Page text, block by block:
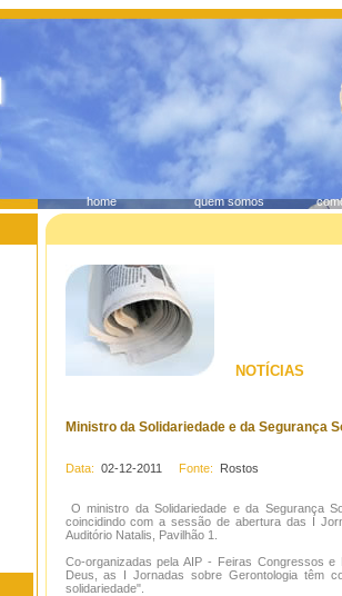
home quem somos
NOTÍCIAS
Ministro da Solidariedade e da Segurança
Data: 02-12-2011 Fonte: Rostos
O ministro da Solidariedade e da Segurança
coincidindo com a sessão de abertura das I
Auditório Natalis, Pavilhão 1.
Co-organizadas pela AIP - Feiras Congressos
Deus, as I Jornadas sobre Gerontologia têm
solidariedade".